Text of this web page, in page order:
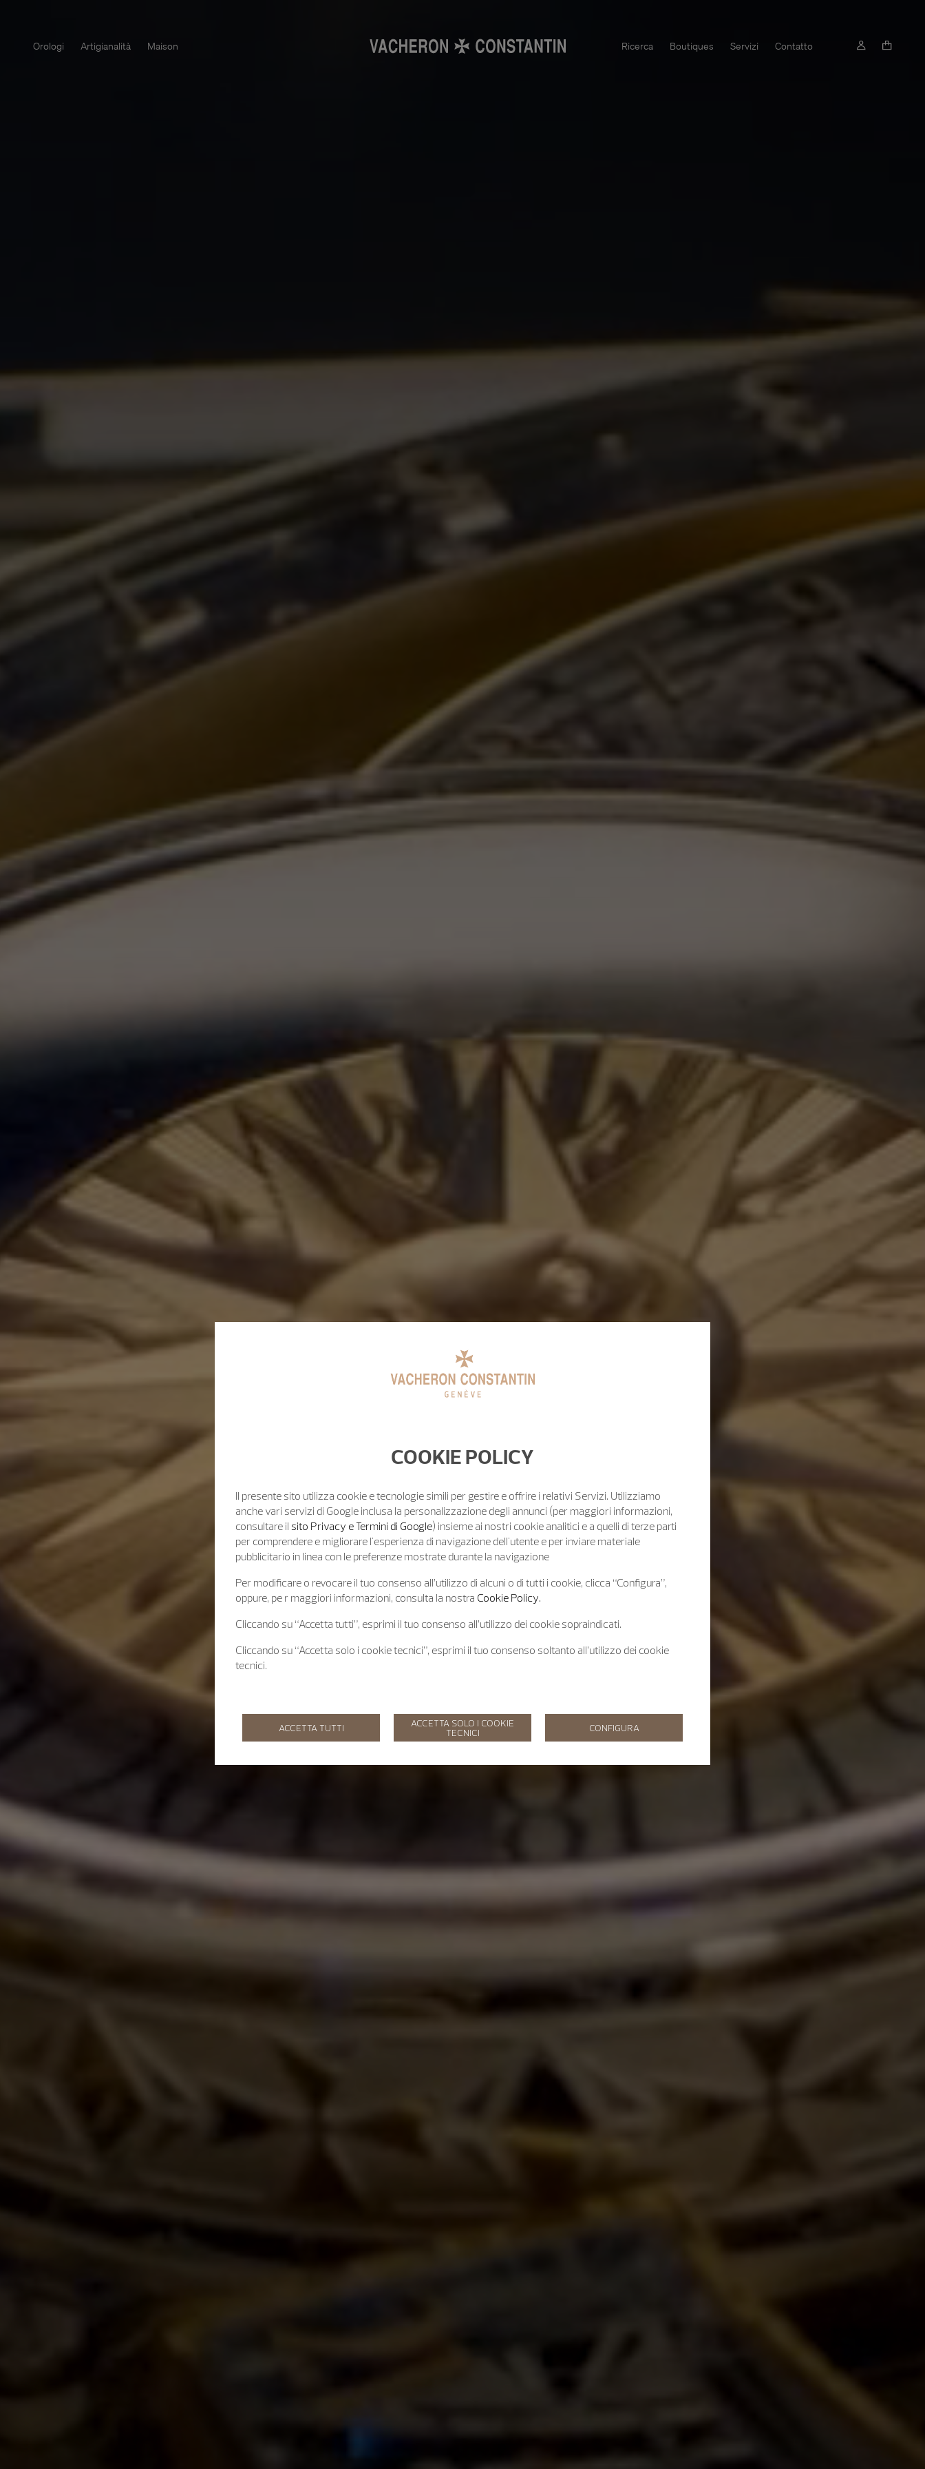
Orologi Artigianalità Maison Ricerca Boutiques Servizi Contatto
COOKIE POLICY
Il presente sito utilizza cookie e tecnologie simili per gestire e offrire i relativi Servizi. Utilizziamo
anche vari servizi di Google inclusa la personalizzazione degli annunci (per maggiori informazioni,
consultare il sito Privacy e Termini di Google) insieme ai nostri cookie analitici e a quelli di terze parti
per comprendere e migliorare l'esperienza di navigazione dell'utente e per inviare materiale
pubblicitario in linea con le preferenze mostrate durante la navigazione
Per modificare o revocare il tuo consenso all’utilizzo di alcuni o di tutti i cookie, clicca “Configura”,
oppure, pe r maggiori informazioni, consulta la nostra Cookie Policy.
Cliccando su “Accetta tutti”, esprimi il tuo consenso all’utilizzo dei cookie sopraindicati.
Cliccando su “Accetta solo i cookie tecnici”, esprimi il tuo consenso soltanto all’utilizzo dei cookie
tecnici.
ACCETTA TUTTI ACCETTA SOLO I COOKIE
TECNICI CONFIGURA